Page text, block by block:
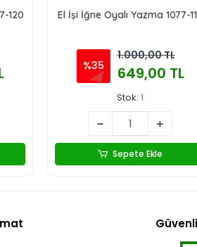
120 El İşi İğne Oyalı Yazma 1077-
%35
1.000,00 TL
649,00 TL
Stok: 1
Sepete Ekle